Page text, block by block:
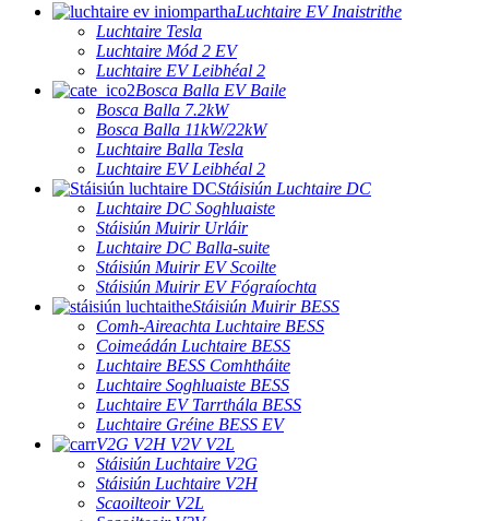
Luchtaire EV Inaistrithe
Luchtaire Tesla
Luchtaire Mód 2 EV
Luchtaire EV Leibhéal 2
Bosca Balla EV Baile
Bosca Balla 7.2kW
Bosca Balla 11kW/22kW
Luchtaire Balla Tesla
Luchtaire EV Leibhéal 2
Stáisiún Luchtaire DC
Luchtaire DC Soghluaiste
Stáisiún Muirir Urláir
Luchtaire DC Balla-suite
Stáisiún Muirir EV Scoilte
Stáisiún Muirir EV Fógraíochta
Stáisiún Muirir BESS
Comh-Aireachta Luchtaire BESS
Coimeádán Luchtaire BESS
Luchtaire BESS Comhtháite
Luchtaire Soghluaiste BESS
Luchtaire EV Tarrthála BESS
Luchtaire Gréine BESS EV
V2G V2H V2V V2L
Stáisiún Luchtaire V2G
Stáisiún Luchtaire V2H
Scaoilteoir V2L